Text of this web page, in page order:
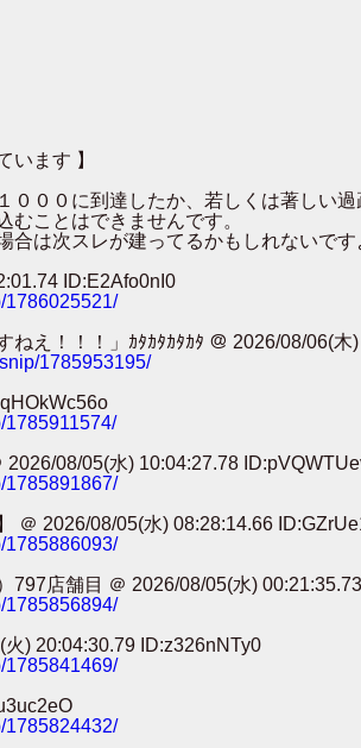
います 】
００に到達したか、若しくは著しい
むことはできませんです。
は次スレが建ってるかもしれないです
ID:E2Afo0nI0
1786025521/
え！！！」ｶﾀｶﾀｶﾀｶﾀ ＠ 2026/08/06(
1785953195/
1785911574/
08/05(水) 10:04:27.78
1785891867/
＠ 2026/08/05(水) 08:28:14.66
1785886093/
797店舗目 ＠ 2026/08/05(水)
1785856894/
) 20:04:30.79 ID:z326nNTy0
1785841469/
1785824432/